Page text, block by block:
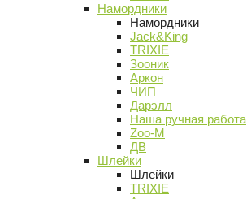
Намордники
Намордники
Jack&King
TRIXIE
Зооник
Аркон
ЧИП
Дарэлл
Наша ручная работа
Zoo-M
ДВ
Шлейки
Шлейки
TRIXIE